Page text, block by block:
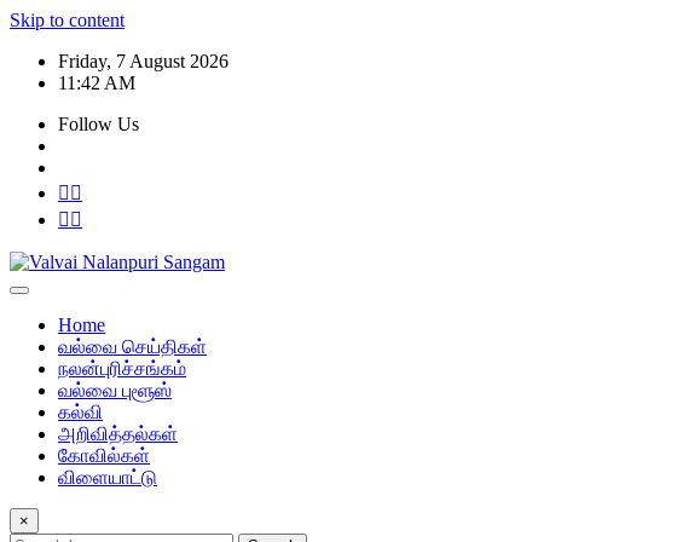
Skip to content
Friday, 7 August 2026
11:42 AM
Follow Us
Home
வல்வை செய்திகள்
நலன்புரிச்சங்கம்
வல்வை புளூஸ்
கல்வி
அறிவித்தல்கள்
கோவில்கள்
விளையாட்டு
×